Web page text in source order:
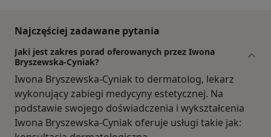
Najczęściej zadawane pytania
Jaki jest zakres porad oferowanych przez Iwona
Bryszewska-Cyniak?
Iwona Bryszewska-Cyniak to dermatolog, lekarz
wykonujący zabiegi medycyny estetycznej. Na
podstawie swojego doświadczenia i wykształcenia
Iwona Bryszewska-Cyniak oferuje usługi takie jak: